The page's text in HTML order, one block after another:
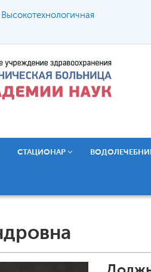
Высокотехнологичная
шрифта: A A A
Текст: Кириллица
СТАЦИОНАР